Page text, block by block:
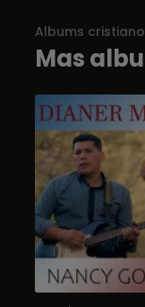
Albums
Mas